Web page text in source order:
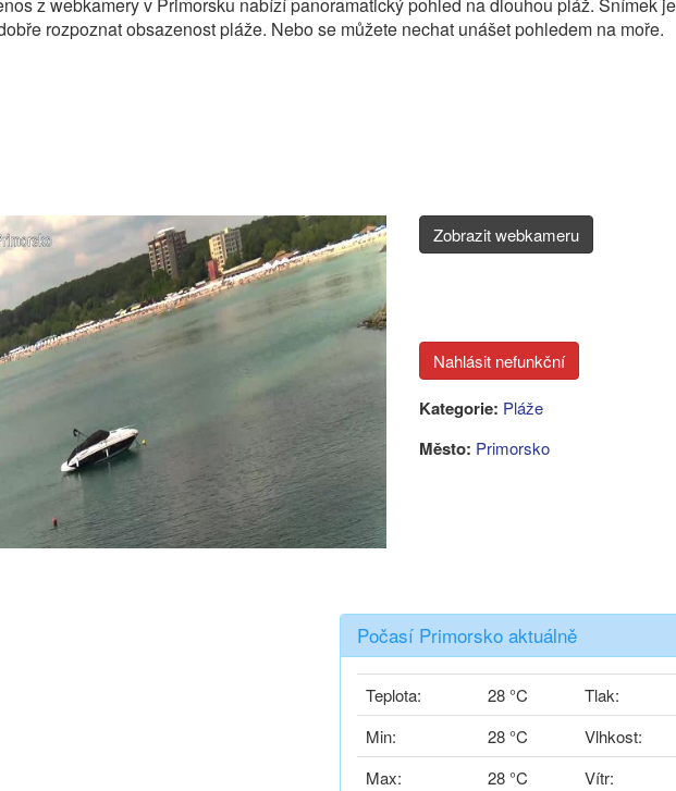
rozpoznat obsazenost pláže. Nebo se můžete nechat unášet pohledem na moře.
Zobrazit webkameru
Kategorie: Pláže
Město: Primorsko
Počasí Primorsko aktuálně
Teplota: 28 °C Tlak:
Min:
28 °C Vlhkost:
Max:
28 °C Vítr: